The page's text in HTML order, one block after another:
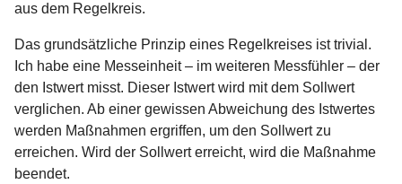
aus dem Regelkreis.
Das grundsätzliche Prinzip eines Regelkreises ist trivial.
Ich habe eine Messeinheit – im weiteren Messfühler – der
den Istwert misst. Dieser Istwert wird mit dem Sollwert
verglichen. Ab einer gewissen Abweichung des Istwertes
werden Maßnahmen ergriffen, um den Sollwert zu
erreichen. Wird der Sollwert erreicht, wird die Maßnahme
beendet.